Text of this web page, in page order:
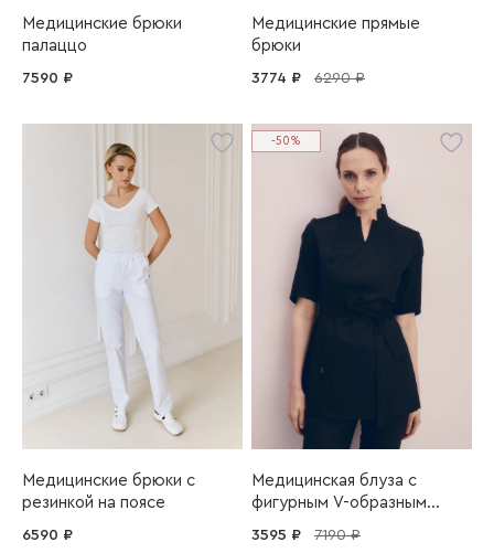
Медицинские брюки
палаццо
7590 ₽
Медицинские прямые
брюки
3774 ₽ 6290 ₽
Медицинские брюки с
резинкой на поясе
6590 ₽
Медицинская блуза с
фигурным V-образным
-50%
3595 ₽ 7190 ₽